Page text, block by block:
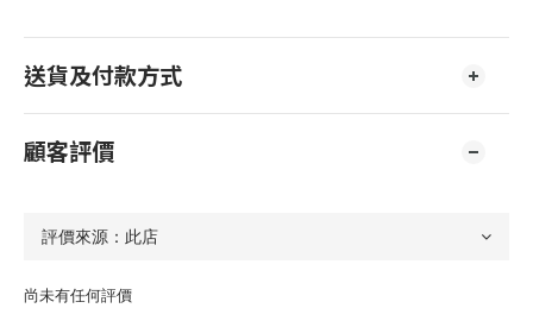
送貨及付款方式
顧客評價
尚未有任何評價